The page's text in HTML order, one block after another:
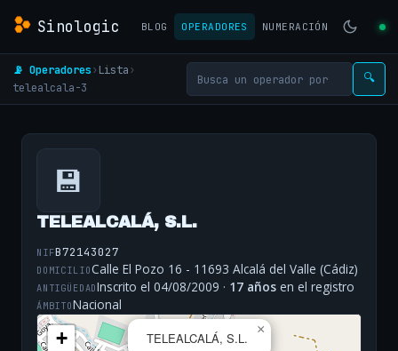
Sinologic BLOG OPERADORES NUMERACIÓN
📡 Operadores› Lista›
telealcala-3
🔍
💾
TELEALCALÁ, S.L.
NIFB72143027
DOMICILIOCalle El Pozo 16 - 11693 Alcalá del Valle (Cádiz)
ANTIGÜEDADInscrito el 04/08/2009 · 17 años en el registro
ÁMBITONacional
TELEALCALÁ, S.L.
×
+